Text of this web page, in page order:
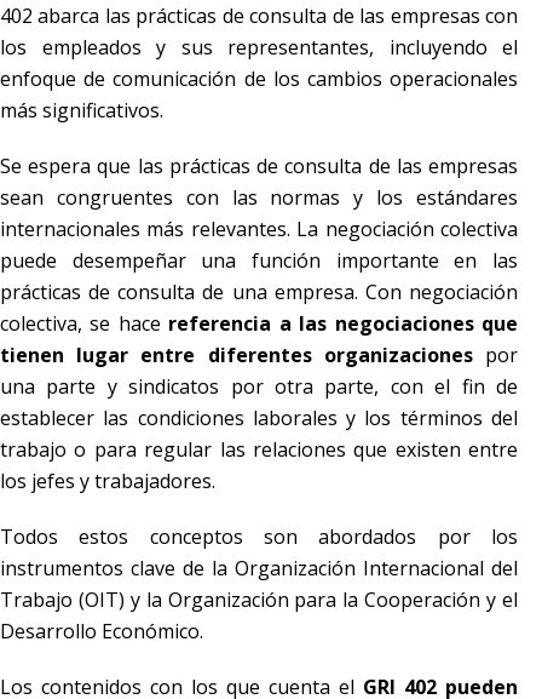
402 abarca las prácticas de consulta de las empresas con
los empleados y sus representantes, incluyendo el
enfoque de comunicación de los cambios operacionales
más significativos.
Se espera que las prácticas de consulta de las empresas
sean congruentes con las normas y los estándares
internacionales más relevantes. La negociación colectiva
puede desempeñar una función importante en las
prácticas de consulta de una empresa. Con negociación
colectiva, se hace referencia a las negociaciones que
tienen lugar entre diferentes organizacionespor
una parte y sindicatos por otra parte, con el fin de
establecer las condiciones laborales y los términos del
trabajo o para regular las relaciones que existen entre
los jefes y trabajadores.
Todos estos conceptos son abordados por los
instrumentos clave de la Organización Internacional del
Trabajo (OIT) y la Organización para la Cooperación y el
Desarrollo Económico.
Los contenidos con los que cuenta el GRI 402 pueden